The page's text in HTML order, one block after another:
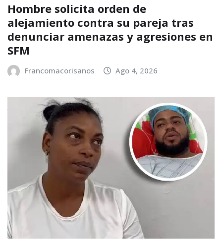
Hombre solicita orden de
alejamiento contra su pareja tras
denunciar amenazas y agresiones en
SFM
Francomacorisanos Ago 4, 2026